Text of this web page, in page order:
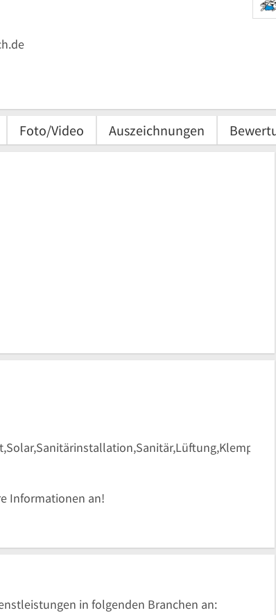
Foto/Video Auszeichnungen
Informationen an!
in folgenden Branchen an: